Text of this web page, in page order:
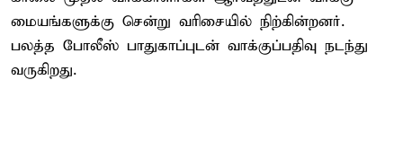
மையங்களுக்கு சென்று வரிசையில் நிற்கின்றனர்.
பலத்த போலீஸ் பாதுகாப்புடன் வாக்குப்பதிவு நடந்து
வருகிறது.